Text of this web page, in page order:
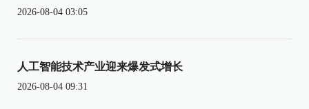
2026-08-04 03:05
人工智能技术产业迎来爆发式增长
2026-08-04 09:31